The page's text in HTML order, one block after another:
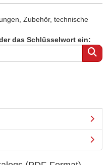
Zubehör, technische
das Schlüsselwort ein: